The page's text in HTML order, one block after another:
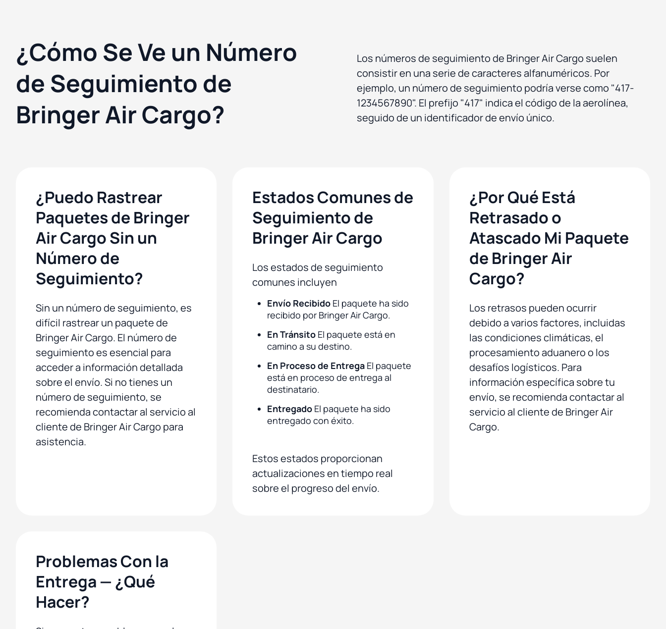
¿Cómo Se Ve un Número
de Seguimiento de
Bringer Air Cargo?
Los números de seguimiento de Bringer Air Cargo suelen
consistir en una serie de caracteres alfanuméricos. Por
ejemplo, un número de seguimiento podría verse como "417-
1234567890". El prefijo "417" indica el código de la aerolínea,
seguido de un identificador de envío único.
¿Puedo Rastrear
Paquetes de Bringer
Air Cargo Sin un
Número de
Seguimiento?
Sin un número de seguimiento, es
difícil rastrear un paquete de
Bringer Air Cargo. El número de
seguimiento es esencial para
acceder a información detallada
sobre el envío. Si no tienes un
número de seguimiento, se
recomienda contactar al servicio al
cliente de Bringer Air Cargo para
asistencia.
Estados Comunes de
Seguimiento de
Bringer Air Cargo
Los estados de seguimiento
comunes incluyen
Envío Recibido El paquete ha sido
recibido por Bringer Air Cargo.
En Tránsito El paquete está en
camino a su destino.
En Proceso de Entrega El paquete
está en proceso de entrega al
destinatario.
Entregado El paquete ha sido
entregado con éxito.
Estos estados proporcionan
actualizaciones en tiempo real
sobre el progreso del envío.
¿Por Qué Está
Retrasado o
Atascado Mi Paquete
de Bringer Air
Cargo?
Los retrasos pueden ocurrir
debido a varios factores, incluidas
las condiciones climáticas, el
procesamiento aduanero o los
desafíos logísticos. Para
información específica sobre tu
envío, se recomienda contactar al
servicio al cliente de Bringer Air
Cargo.
Problemas Con la
Entrega — ¿Qué
Hacer?